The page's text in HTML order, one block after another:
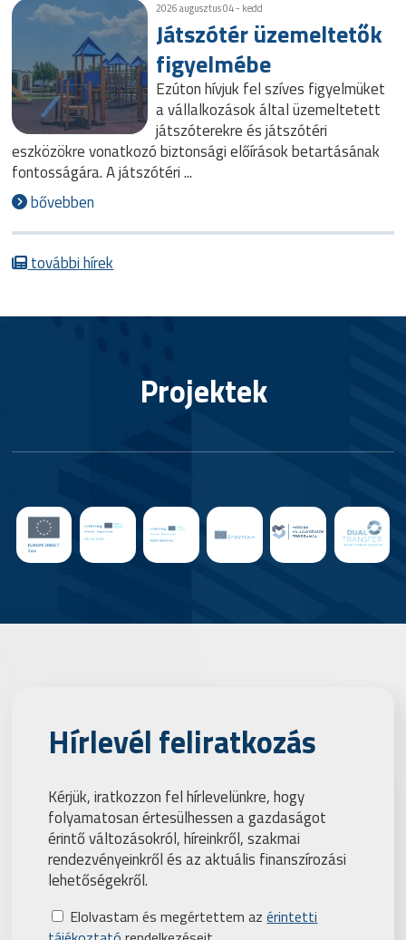
2026 augusztus 04 - kedd
Játszótér üzemeltetők
figyelmébe
Ezúton hívjuk fel szíves figyelmüket
a vállalkozások által üzemeltetett
játszóterekre és játszótéri
eszközökre vonatkozó biztonsági előírások betartásának
fontosságára. A játszótéri ...
bővebben
további hírek
Projektek
Hírlevél feliratkozás
Kérjük, iratkozzon fel hírlevelünkre, hogy
folyamatosan értesülhessen a gazdaságot
érintő változásokról, híreinkről, szakmai
rendezvényeinkről és az aktuális finanszírozási
lehetőségekről.
Elolvastam és megértettem azérintetti